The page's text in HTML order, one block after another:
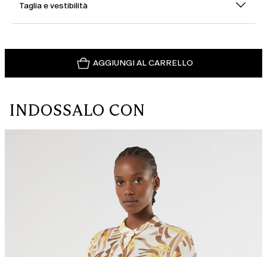
Taglia e vestibilità
AGGIUNGI AL CARRELLO
INDOSSALO CON